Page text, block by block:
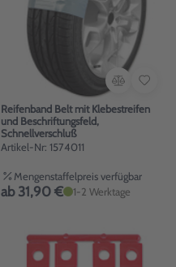
Reifenband Belt mit Klebestreifen
und Beschriftungsfeld,
Schnellverschluß
Artikel-Nr: 1574011
Mengenstaffelpreis verfügbar
ab 31,90 € 1-2 Werktage